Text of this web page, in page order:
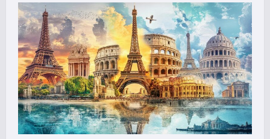
transformer
un
ancien
sechoir
a
tabac
en
gite
rural
plein
de
charme
:
la
renovation
qui